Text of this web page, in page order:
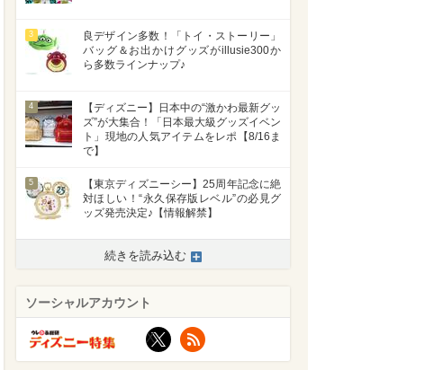
3
良デザイン多数！「トイ・ストーリー」
バッグ＆お出かけグッズがillusie300か
ら多数ラインナップ♪
4
【ディズニー】日本中の“激かわ最新グッ
ズ”が大集合！「日本最大級グッズイベン
ト」現地の人気アイテムをレポ【8/16ま
で】
5
【東京ディズニーシー】25周年記念に絶
対ほしい！“永久保存版レベル”の必見グ
ッズ発売決定♪【情報解禁】
続きを読み込む
ソーシャルアカウント
X